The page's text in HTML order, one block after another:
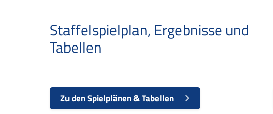
Staffelspielplan, Ergebnisse und
Tabellen
Zu den Spielplänen & Tabellen